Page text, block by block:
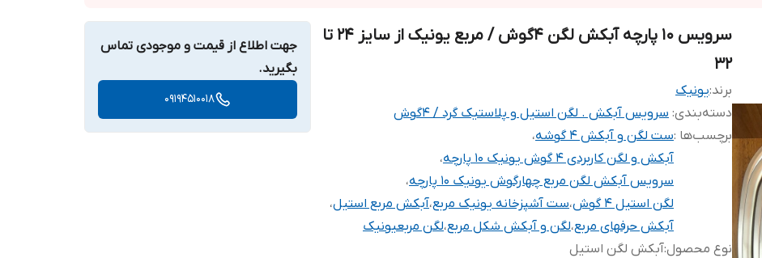
سرویس ۱۰ پارچه آبکش لگن ۴گوش / مربع یونیک از سایز ۲۴ تا
۳۲
برند:یونیک
دسته‌بندی: سرویس آبکش . لگن استیل و پلاستیک گرد / 4گوش
برچسب‌ها :ست لگن و آبکش ۴ گوشه
،
آبکش و لگن کاربردی ۴ گوش یونیک ۱۰ پارچه
،
سرویس آبکش لگن مربع چهارگوش یونیک ۱۰ پارچه
،
لگن استیل ۴ گوش
،ست آشپزخانه یونیک مربع،آبکش مربع استیل،
آبکش حرفهای مربع،لگن و آبکش شکل مربع،لگن مربعیونیک
نوع محصول:آبکش لگن استیل
جهت اطلاع از قیمت و موجودی تماس
بگیرید.
09194510018